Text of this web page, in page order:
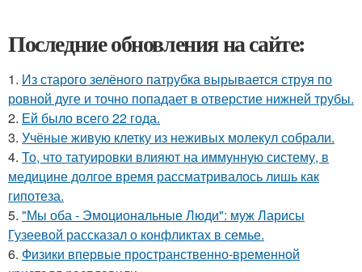
Последние обновления на сайте:
1. Из старого зелёного патрубка вырывается струя по
ровной дуге и точно попадает в отверстие нижней трубы.
2. Ей было всего 22 года.
3. Учёные живую клетку из неживых молекул собрали.
4. То, что татуировки влияют на иммунную систему, в
медицине долгое время рассматривалось лишь как
гипотеза.
5. "Мы оба - Эмоциональные Люди": муж Ларисы
Гузеевой рассказал о конфликтах в семье.
6. Физики впервые пространственно-временной